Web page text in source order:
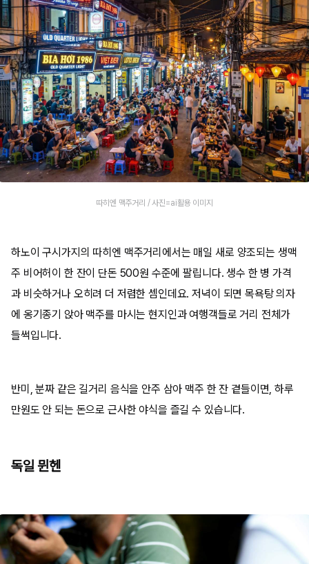
따히엔 맥주거리 / 사진=ai활용 이미지
하노이 구시가지의 따히엔 맥주거리에서는 매일 새로 양조되는 생맥
주 비어허이 한 잔이 단돈 500원 수준에 팔립니다. 생수 한 병 가격
과 비슷하거나 오히려 더 저렴한 셈인데요. 저녁이 되면 목욕탕 의자
에 옹기종기 앉아 맥주를 마시는 현지인과 여행객들로 거리 전체가
들썩입니다.
반미, 분짜 같은 길거리 음식을 안주 삼아 맥주 한 잔 곁들이면, 하루
만원도 안 되는 돈으로 근사한 야식을 즐길 수 있습니다.
독일 뮌헨